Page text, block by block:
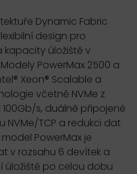
Dynamic Fabric
design pro
kapacity úložiště v
PowerMax 2500 a
Xeon® Scalable a
včetně NVMe z
s, duálně připojené
NVMe/TCP a redukci dat
PowerMax je
v rozsahu 6 devítek a
úložiště po celou dobu